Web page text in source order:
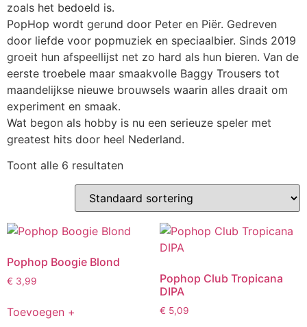
zoals het bedoeld is.
PopHop wordt gerund door Peter en Piër. Gedreven
door liefde voor popmuziek en speciaalbier. Sinds 2019
groeit hun afspeellijst net zo hard als hun bieren. Van de
eerste troebele maar smaakvolle Baggy Trousers tot
maandelijkse nieuwe brouwsels waarin alles draait om
experiment en smaak.
Wat begon als hobby is nu een serieuze speler met
greatest hits door heel Nederland.
Toont alle 6 resultaten
Pophop Boogie Blond
€ 3,99
Toevoegen +
Pophop Club Tropicana
DIPA
€ 5,09